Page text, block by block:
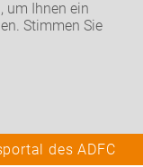
um Ihnen ein
Stimmen Sie
des ADFC